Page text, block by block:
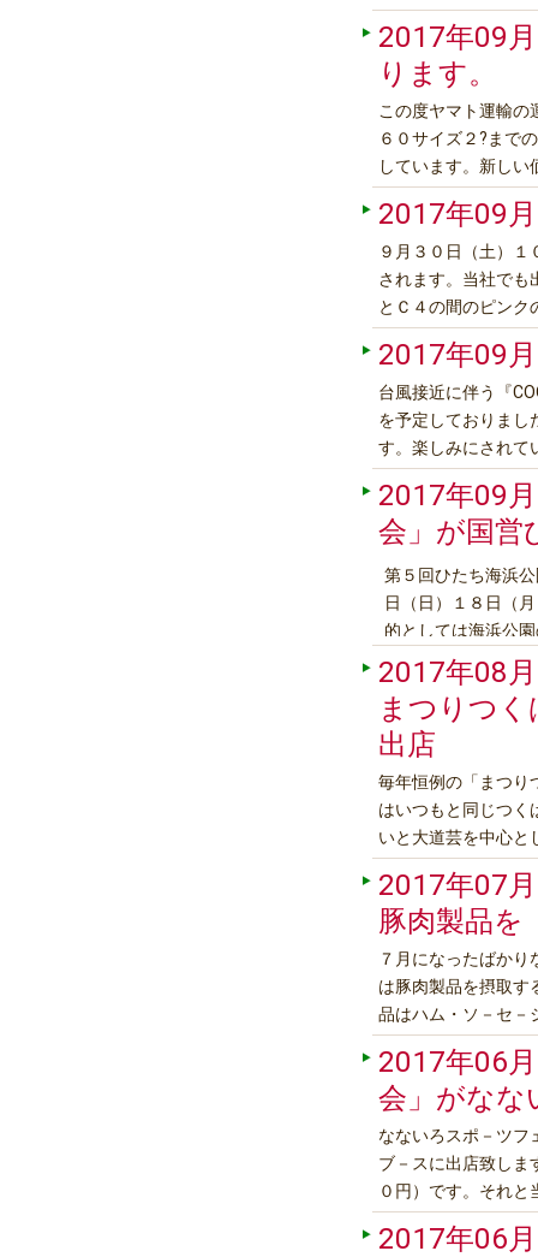
https://
2017年09
ります。
この度ヤマト運輸の
６０サイズ２?まで
しています。新し
す。 クロネコヤマ
越中部北陸関西中国
2017年09
９月３０日（土）
されます。当社でも
とＣ４の間のピンク
バ－ガ－（３５０円
ポスター（A1）特
2017年09
台風接近に伴う『
を予定しておりまし
す。楽しみにされて
げます
2017年09
会」が国営
第５回ひたち海浜
日（日）１８日（
的としては海浜公
をＰＲすることに
場所は西口「水のス
2017年08
まつりつく
出店
毎年恒例の「まつり
はいつもと同じつく
いと大道芸を中心と
物産会のコ－ナ－【
と辛いけど美味しい
2017年07
豚肉製品を
７月になったばか
は豚肉製品を摂取す
品はハム・ソ－セ－
せん。毎日の食卓に
があるのか、ご紹介
2017年06
会」がなな
なないろスポ－ツフ
ブ－スに出店致しま
０円）です。それ
円・ノンアルコ－
ろスポーツフェスタ
2017年06